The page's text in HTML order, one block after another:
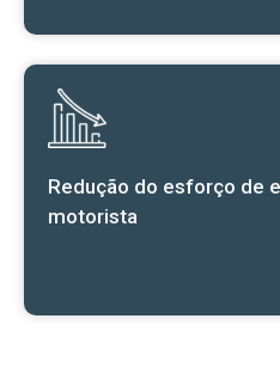
Redução do esforço de
motorista